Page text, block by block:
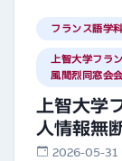
フランス語学
上智大学フラ
風間烈同窓会
上智大学
人情報無
2026-05-31